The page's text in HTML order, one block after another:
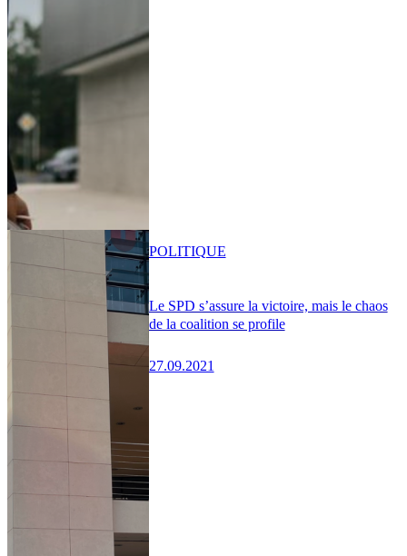
Le SPD s’assure la victoire, mais le chaos
de la coalition se profile
27.09.2021
POLITIQUE